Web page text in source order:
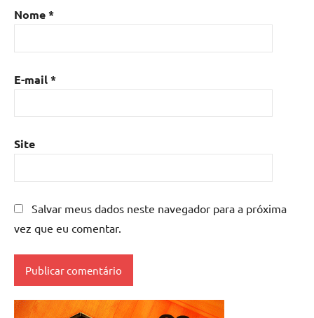
Nome*
E-mail*
Site
Salvar meus dados neste navegador para a próxima
vez que eu comentar.